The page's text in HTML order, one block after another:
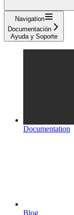
Navigation
Documentación
Ayuda y Soporte
Documentation
Blog